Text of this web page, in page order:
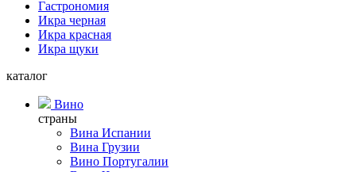
Гастрономия
Икра черная
Икра красная
Икра щуки
каталог
Вино
страны
Вина Испании
Вина Грузии
Вино Португалии